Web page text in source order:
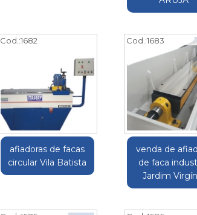
Cod.:1682
afiadoras de facas
circular Vila Batista
Cod.:1683
venda de
de faca
Jardim